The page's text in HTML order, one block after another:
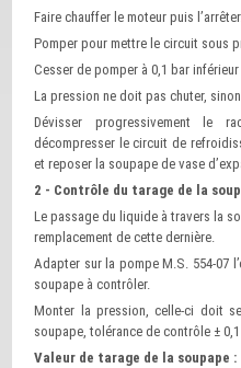
Faire chauffer le moteur puis
Pomper pour mettre le circuit sous
Cesser de pomper à 0,1 bar
La pression ne doit pas chuter,
Dévisser progressivement le
décompresser le circuit de
et reposer la soupape de vase
2 - Contrôle du tarage de la
Le passage du liquide à travers la
remplacement de cette dernière.
Adapter sur la pompe M.S. 554-07
soupape à contrôler.
Monter la pression, celle-ci doit
soupape, tolérance de contrôle ±
Valeur de tarage de la soupape :